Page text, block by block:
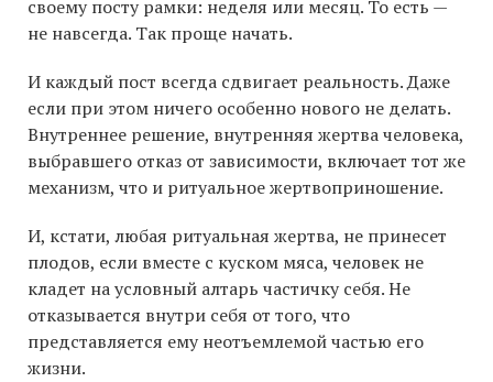
своему посту рамки: неделя или месяц. То есть —
не навсегда. Так проще начать.
И каждый пост всегда сдвигает реальность. Даже
если при этом ничего особенно нового не делать.
Внутреннее решение, внутренняя жертва человека,
выбравшего отказ от зависимости, включает тот же
механизм, что и ритуальное жертвоприношение.
И, кстати, любая ритуальная жертва, не принесет
плодов, если вместе с куском мяса, человек не
кладет на условный алтарь частичку себя. Не
отказывается внутри себя от того, что
представляется ему неотъемлемой частью его
жизни.